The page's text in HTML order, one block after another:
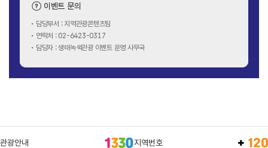
이벤트 문의
담당부서 : 지역관광콘텐츠팀
연락처 : 02-6423-0317
담당자 : 생태녹색관광 이벤트 운영 사무국
관광안내 지역번호